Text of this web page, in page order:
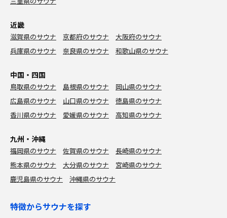
近畿
滋賀県のサウナ 京都府のサウナ
大阪府のサウナ
兵庫県のサウナ
奈良県のサウナ 和歌山県のサウナ
中国・四国
鳥取県のサウナ 島根県のサウナ
岡山県のサウナ
広島県のサウナ
山口県のサウナ
徳島県のサウナ
香川県のサウナ
愛媛県のサウナ 高知県のサウナ
九州・沖縄
福岡県のサウナ 佐賀県のサウナ
長崎県のサウナ
熊本県のサウナ
大分県のサウナ
宮崎県のサウナ
鹿児島県のサウナ
沖縄県のサウナ
特徴からサウナを探す